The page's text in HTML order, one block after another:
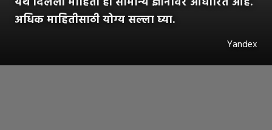
अधिक माहितीसाठी योग्य सल्ला घ्या.
Yandex